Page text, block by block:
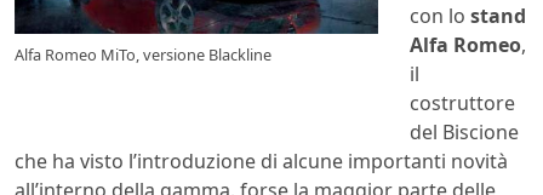
Alfa Romeo MiTo, versione Blackline
con lo stand
Alfa Romeo,
il
costruttore
del Biscione
che ha visto l’introduzione di alcune importanti novità
all’interno della gamma, forse la maggior parte delle